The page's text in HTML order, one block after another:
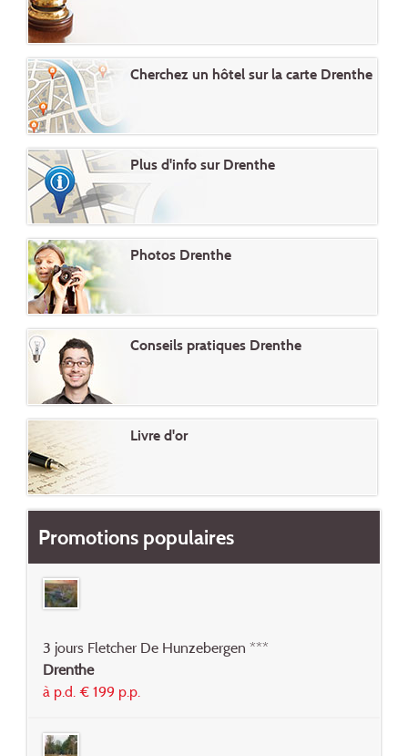
Cherchez un hôtel sur la carte Drenthe
Plus d'info sur Drenthe
Photos Drenthe
Conseils pratiques Drenthe
Livre d'or
Promotions populaires
3 jours Fletcher De Hunzebergen ***
Drenthe
à p.d. € 199 p.p.